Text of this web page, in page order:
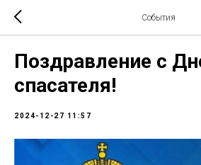
События
Поздравление с
спасателя!
2024-12-27 11:57